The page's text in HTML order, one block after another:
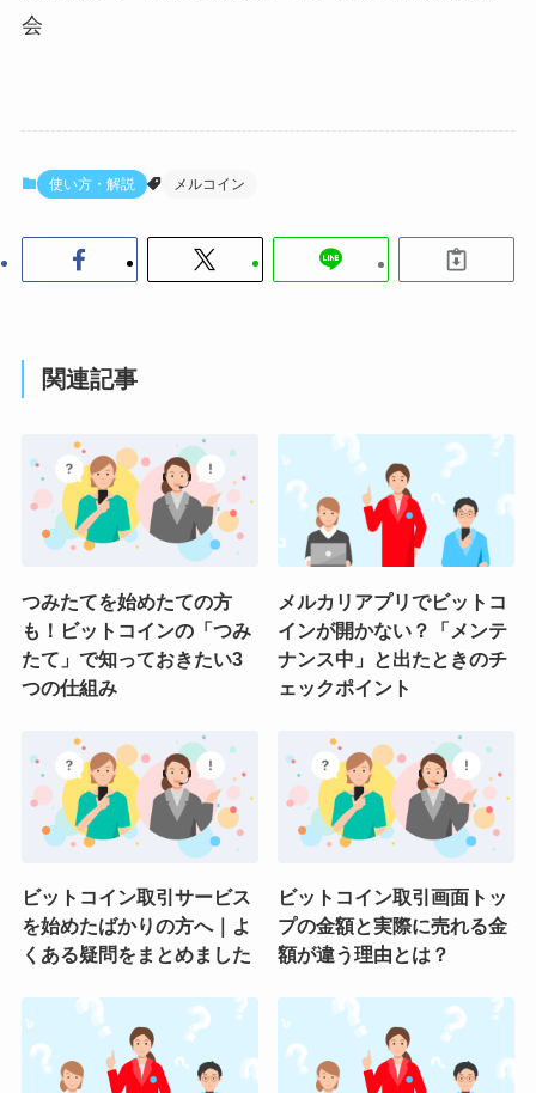
会
使い方・解説 メルコイン
関連記事
つみたてを始めたての方
も！ビットコインの「つみ
たて」で知っておきたい3
つの仕組み
メルカリアプリでビットコ
インが開かない？「メンテ
ナンス中」と出たときのチ
ェックポイント
ビットコイン取引サービス
を始めたばかりの方へ｜よ
くある疑問をまとめました
ビットコイン取引画面トッ
プの金額と実際に売れる金
額が違う理由とは？